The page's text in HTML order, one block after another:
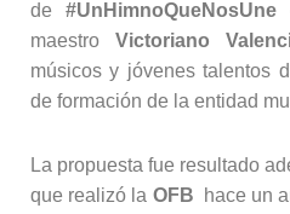
de #UnHimnoQueNosUne
maestro Victoriano
músicos y jóvenes talentos
de formación de la entidad
La propuesta fue resultado
que realizó la OFB
hace un